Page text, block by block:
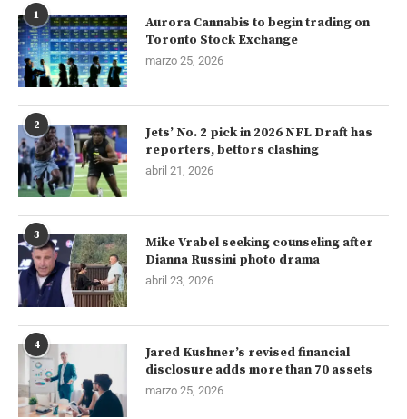
1
Aurora Cannabis to begin trading on
Toronto Stock Exchange
marzo 25, 2026
2
Jets’ No. 2 pick in 2026 NFL Draft has
reporters, bettors clashing
abril 21, 2026
3
Mike Vrabel seeking counseling after
Dianna Russini photo drama
abril 23, 2026
4
Jared Kushner’s revised financial
disclosure adds more than 70 assets
marzo 25, 2026